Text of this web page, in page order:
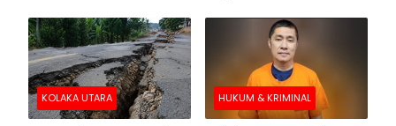
KOLAKA UTARA HUKUM & KRIMINAL